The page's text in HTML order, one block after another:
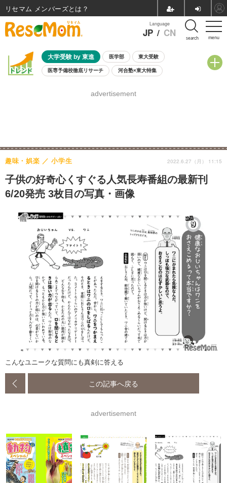
menu
Language
JP / CN search
大学受験 by 東進 医学部 東大受験
医専予備校徹底リサーチ 河合塾×東大特集
8月開催学校説明会・相談会
advertisement
子供の好奇心くすぐる人気長寿番組の最新刊
6/20発売 3枚目の写真・画像
趣味・娯楽 小学生 2022.6.27（月） 11:15
こんなユニークな質問にも真剣に答える
この記事へ戻る
advertisement
リセマム メンバーズ